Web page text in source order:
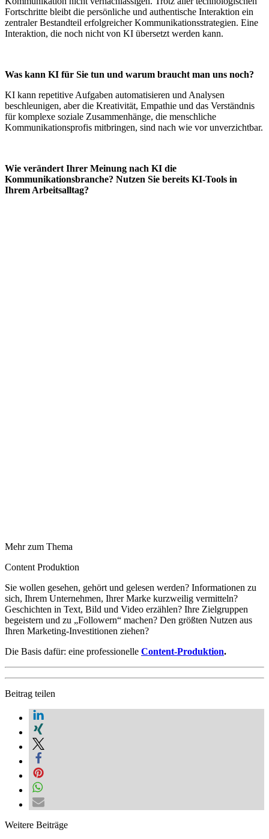
Fortschritte bleibt die persönliche und authentische Interaktion ein
zentraler Bestandteil erfolgreicher Kommunikationsstrategien. Eine
Interaktion, die noch nicht von KI übersetzt werden kann.
Was kann KI für Sie tun und warum braucht man uns noch?
KI kann repetitive Aufgaben automatisieren und Analysen
beschleunigen, aber die Kreativität, Empathie und das Verständnis
für komplexe soziale Zusammenhänge, die menschliche
Kommunikationsprofis mitbringen, sind nach wie vor unverzichtbar.
Wie verändert Ihrer Meinung nach KI die
Kommunikationsbranche? Nutzen Sie bereits KI-Tools in
Ihrem Arbeitsalltag?
Mehr zum Thema
Content Produktion
Sie wollen gesehen, gehört und gelesen werden? Informationen zu
sich, Ihrem Unternehmen, Ihrer Marke kurzweilig vermitteln?
Geschichten in Text, Bild und Video erzählen? Ihre Zielgruppen
begeistern und zu „Followern“ machen? Den größten Nutzen aus
Ihren Marketing-Investitionen ziehen?
Die Basis dafür: eine professionelle Content-Produktion.
Beitrag teilen
Weitere Beiträge